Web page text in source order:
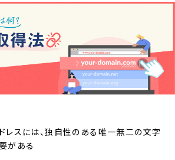
レスには、独自性のある唯一無二の文字
がある